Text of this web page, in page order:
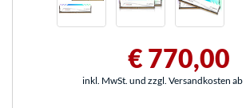
€ 770,00
inkl. MwSt. und zzgl. Versandkosten ab